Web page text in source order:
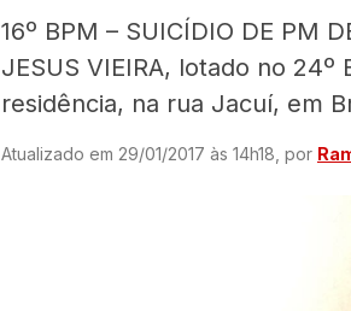
16º BPM – SUICÍDIO DE PM
JESUS VIEIRA, lotado no
residência, na rua Jacuí, em
Atualizado em 29/01/2017 às 14h18, por